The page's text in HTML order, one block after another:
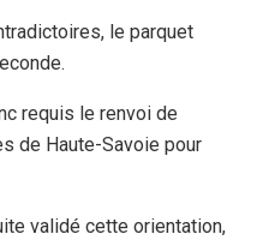
le parquet
requis le renvoi de
de Haute-Savoie pour
validé cette orientation,